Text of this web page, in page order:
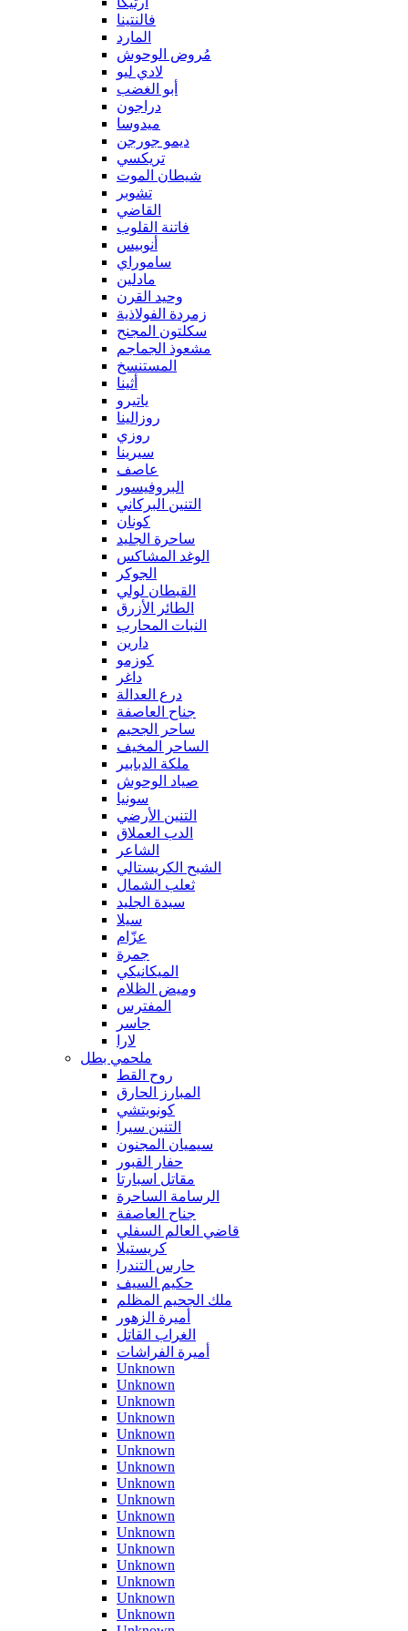
فالنتينا
المارد
مُروض الوحوش
لادي ليو
أبو الغضب
دراجون
ميدوسا
ديمو جورجن
تريكسي
شيطان الموت
تشوبر
القاضي
فاتنة القلوب
أنوبيس
ساموراي
مادلين
وحيد القرن
زمردة الفولاذية
سكلتون المجنح
مشعوذ الجماجم
المستنسخ
أثينا
ياتيرو
روزالينا
روزي
سيرينا
عاصف
البروفيسور
التنين البركاني
كونان
ساحرة الجليد
الوغد المشاكس
الجوكر
القبطان لولي
الطائر الأزرق
النبات المحارب
دارين
كوزمو
داغر
درع العدالة
جناح العاصفة
ساحر الجحيم
الساحر المخيف
ملكة الدبابير
صياد الوحوش
سونيا
التنين الأرضي
الدب العملاق
الشاعر
الشبح الكريستالي
ثعلب الشمال
سيدة الجليد
سيلا
عزّام
جمرة
الميكانيكي
وميض الظلام
المفترس
جاسر
لارا
ملحمي بطل
روح القط
المبارز الحارق
كونويتشي
التنين سيرا
سيميان المجنون
حفار القبور
مقاتل اسبارتا
الرسامة الساحرة
جناح العاصفة
قاضي العالم السفلي
كريستيلا
حارس التندرا
حكيم السيف
ملك الجحيم المظلم
أميرة الزهور
الغراب القاتل
أميرة الفراشات
Unknown
Unknown
Unknown
Unknown
Unknown
Unknown
Unknown
Unknown
Unknown
Unknown
Unknown
Unknown
Unknown
Unknown
Unknown
Unknown